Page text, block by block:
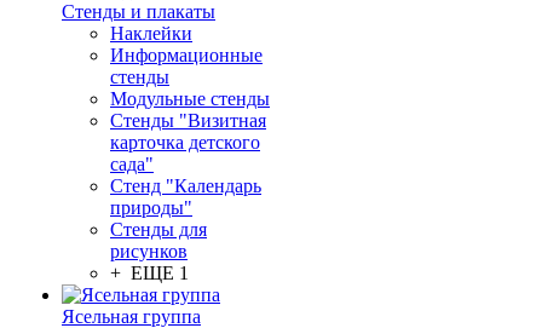
Стенды и плакаты
Наклейки
Информационные
стенды
Модульные стенды
Стенды "Визитная
карточка детского
сада"
Стенд "Календарь
природы"
Стенды для
рисунков
+ ЕЩЕ 1
Ясельная группа